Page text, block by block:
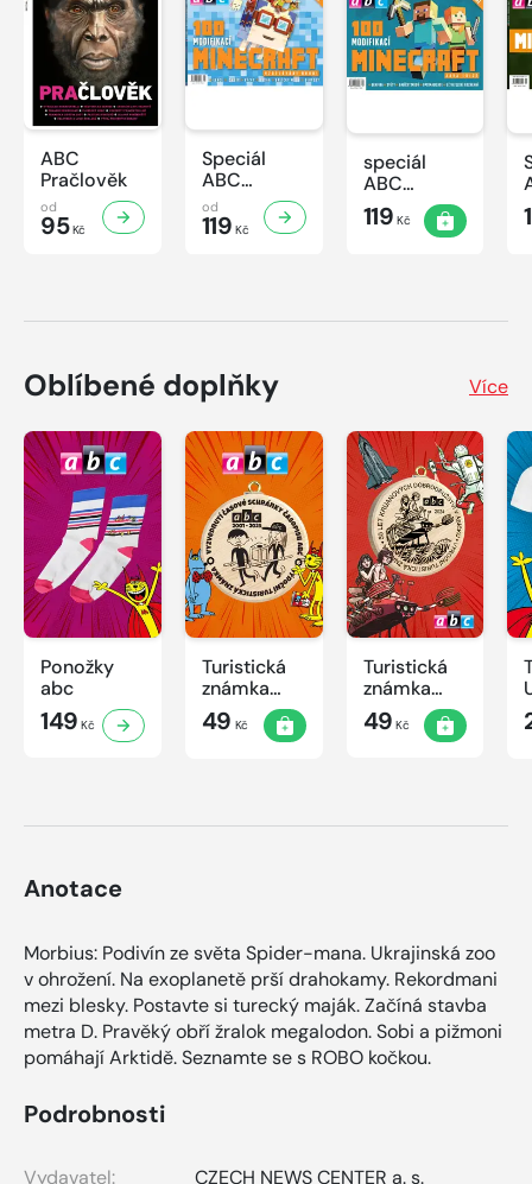
ABC
Pračlověk
od
95Kč
Speciál
ABC
Minecraft 3
od
119 Kč
speciál
ABC
Minecraft 2
119 Kč
Oblíbené doplňky Více
Ponožky
abc
149 Kč
Turistická
známka
ABC -
Časová
49 Kč
Turistická
známka
ABC
49 Kč
Anotace
Morbius: Podivín ze světa Spider-mana. Ukrajinská zoo
v ohrožení. Na exoplanetě prší drahokamy. Rekordmani
mezi blesky. Postavte si turecký maják. Začíná stavba
metra D. Pravěký obří žralok megalodon. Sobi a pižmoni
pomáhají Arktidě. Seznamte se s ROBO kočkou.
Podrobnosti
Vydavatel:
CZECH NEWS CENTER a. s.